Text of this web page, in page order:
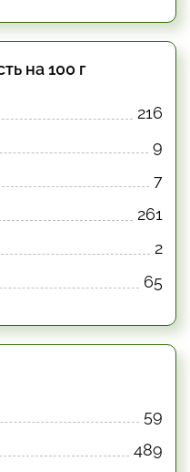
на 100 г
216
9
7
261
2
65
59
489